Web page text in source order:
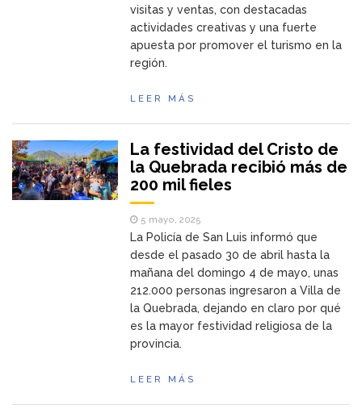
visitas y ventas, con destacadas
actividades creativas y una fuerte
apuesta por promover el turismo en la
región.
LEER MÁS
La festividad del Cristo de
la Quebrada recibió más de
200 mil fieles
5 mayo, 2025
La Policía de San Luis informó que
desde el pasado 30 de abril hasta la
mañana del domingo 4 de mayo, unas
212.000 personas ingresaron a Villa de
la Quebrada, dejando en claro por qué
es la mayor festividad religiosa de la
provincia.
LEER MÁS